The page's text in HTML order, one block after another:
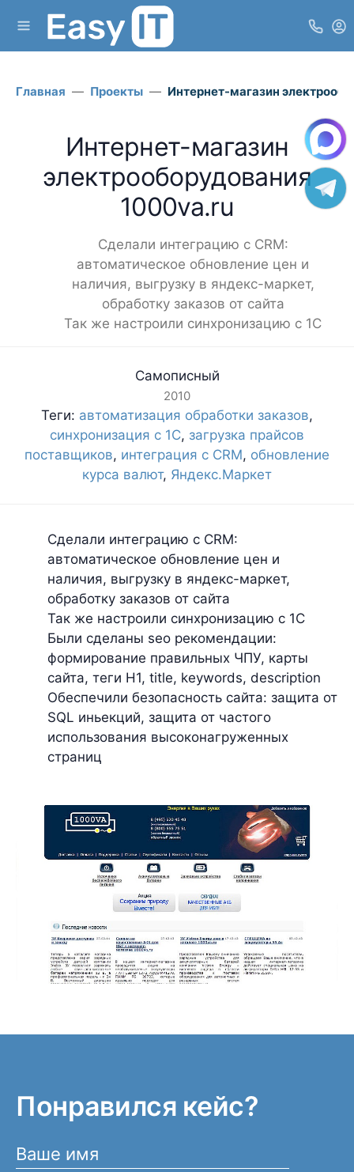
Главная Проекты Интернет-магазин
Интернет-магазин
электрооборудования
1000va.ru
Сделали интеграцию с CRM:
автоматическое обновление цен и
наличия, выгрузку в яндекс-маркет,
обработку заказов от сайта
Так же настроили синхронизацию с 1С
Самописный
2010
Теги: автоматизация обработки заказов,
синхронизация с 1С, загрузка прайсов
поставщиков, интеграция с CRM, обновление
курса валют, Яндекс.Маркет
Сделали интеграцию с CRM:
автоматическое обновление цен и
наличия, выгрузку в яндекс-маркет,
обработку заказов от сайта
Так же настроили синхронизацию с 1С
Были сделаны seo рекомендации:
формирование правильных ЧПУ, карты
сайта, теги H1, title, keywords, description
Обеспечили безопасность сайта: защита от
SQL иньекций, защита от частого
использования высоконагруженных
страниц
Понравился кейс?